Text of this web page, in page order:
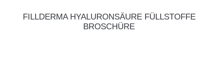
FILLDERMA HYALURONSÄURE FÜLLSTOFFE
BROSCHÜRE